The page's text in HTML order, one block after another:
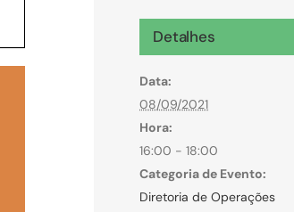
Microcrédito
Para MEI, microempresas e
(feirantes e transportes)
Detalhes
Data:
08/09/2021
Hora:
16:00 - 18:00
Categoria de Evento:
Diretoria de Operações